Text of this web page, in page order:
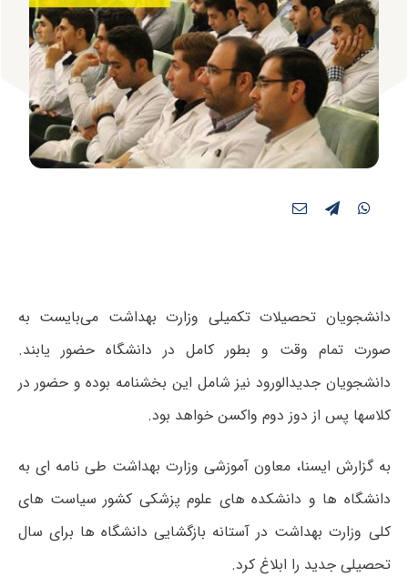
دانشجویان تحصیلات تکمیلی وزارت بهداشت می‌بایست به
صورت تمام وقت و بطور کامل در دانشگاه حضور یابند.
دانشجویان جدیدالورود نیز شامل این بخشنامه بوده و حضور در
کلاسها پس از دوز دوم واکسن خواهد بود.
به گزارش ایسنا، معاون آموزشی وزارت بهداشت طی نامه ای به
دانشگاه ها و دانشکده های علوم پزشکی کشور سیاست های
کلی وزارت بهداشت در آستانه بازگشایی دانشگاه ها برای سال
تحصیلی جدید را ابلاغ کرد.